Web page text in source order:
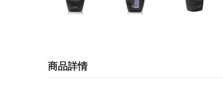
商品詳情